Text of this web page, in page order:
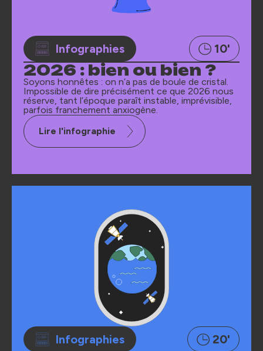
Infographies 10'
2026 : bien ou bien ?
Soyons honnêtes : on n’a pas de boule de cristal.
Impossible de dire précisément ce que 2026 nous
réserve, tant l’époque paraît instable, imprévisible,
parfois franchement anxiogène.
Lire l'infographie
Infographies 20'